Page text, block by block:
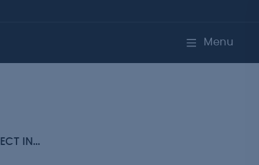
Menu
IN...